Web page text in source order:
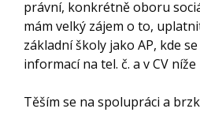
právní, konkrétně oboru
mám velký zájem o to,
základní školy jako AP, kde
informací na tel. č. a v CV
Těším se na spolupráci a